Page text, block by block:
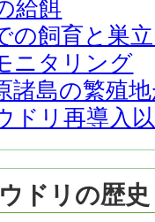
給餌
の飼育と巣
ニタリング
諸島の繁殖
ドリ再導入
ドリの歴史